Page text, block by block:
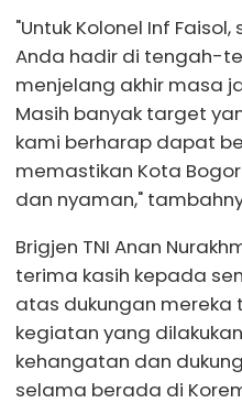
"Untuk Kolonel Inf
Anda hadir di tengah-
menjelang akhir masa
Masih banyak target
kami berharap dapat
memastikan Kota
dan nyaman,"
Brigjen TNI Anan
terima kasih kepada
atas dukungan mereka
kegiatan yang
kehangatan dan
selama berada di